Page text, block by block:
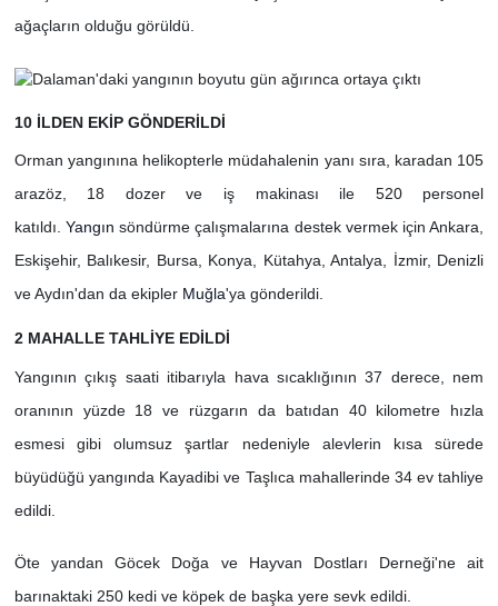
ağaçların olduğu görüldü.
10 İLDEN EKİP GÖNDERİLDİ
Orman yangınına helikopterle müdahalenin yanı sıra, karadan 105
arazöz, 18 dozer ve iş makinası ile 520 personel
katıldı. Yangın söndürme çalışmalarına destek vermek için Ankara,
Eskişehir, Balıkesir, Bursa, Konya, Kütahya, Antalya, İzmir, Denizli
ve Aydın'dan da ekipler Muğla'ya gönderildi.
2 MAHALLE TAHLİYE EDİLDİ
Yangının çıkış saati itibarıyla hava sıcaklığının 37 derece, nem
oranının yüzde 18 ve rüzgarın da batıdan 40 kilometre hızla
esmesi gibi olumsuz şartlar nedeniyle alevlerin kısa sürede
büyüdüğü yangında Kayadibi ve Taşlıca mahallerinde 34 ev tahliye
edildi.
Öte yandan Göcek Doğa ve Hayvan Dostları Derneği'ne ait
barınaktaki 250 kedi ve köpek de başka yere sevk edildi.